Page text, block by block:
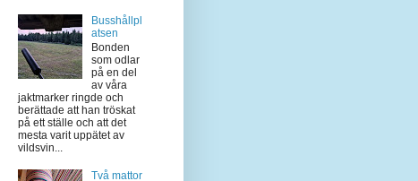
Busshållpl
atsen
Bonden
som odlar
på en del
av våra
jaktmarker ringde och
berättade att han tröskat
på ett ställe och att det
mesta varit uppätet av
vildsvin...
Två mattor